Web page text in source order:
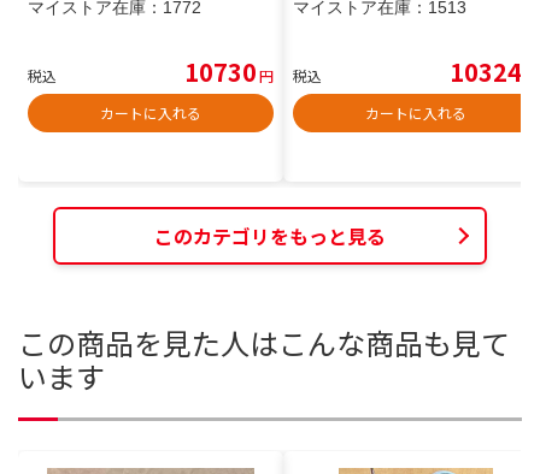
マイストア在庫： 1772
税込 10730円
カートに入れる
マイストア在庫： 1513
税込 10324
カートに入れる
このカテゴリをもっと見る
この商品を見た人はこんな商品も見て
います